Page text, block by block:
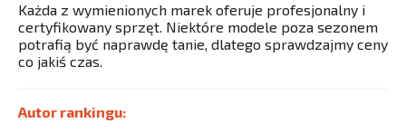
Każda z wymienionych marek oferuje profesjonalny i
certyfikowany sprzęt. Niektóre modele poza sezonem
potrafią być naprawdę tanie, dlatego sprawdzajmy ceny
co jakiś czas.
Autor rankingu: